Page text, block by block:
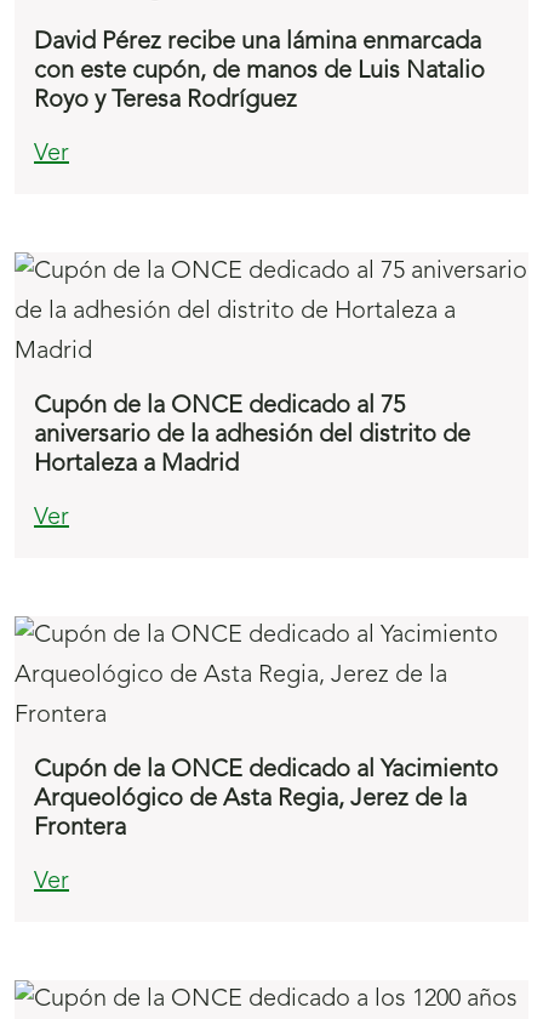
David Pérez recibe una lámina enmarcada
con este cupón, de manos de Luis Natalio
Royo y Teresa Rodríguez
Ver
Cupón de la ONCE dedicado al 75
aniversario de la adhesión del distrito de
Hortaleza a Madrid
Ver
Cupón de la ONCE dedicado al Yacimiento
Arqueológico de Asta Regia, Jerez de la
Frontera
Ver